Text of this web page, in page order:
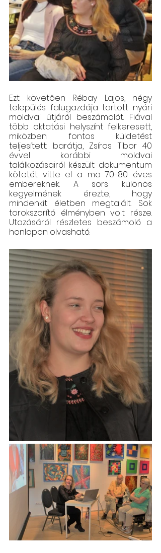
Ezt követően Rébay Lajos, négy
település falugazdája tartott nyári
moldvai útjáról beszámolót. Fiával
több oktatási helyszínt felkeresett,
miközben fontos küldetést
teljesített: barátja, Zsíros Tibor 40
évvel korábbi moldvai
találkozásairól készült dokumentum
kötetét vitte el a ma 70-80 éves
embereknek. A sors különös
kegyelmének érezte, hogy
mindenkit életben megtalált. Sok
torokszorító élményben volt része.
Utazásáról részletes beszámoló a
honlapon olvasható.